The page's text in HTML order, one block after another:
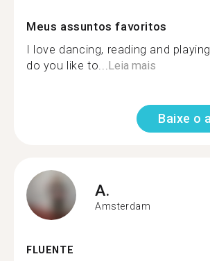
Meus assuntos favoritos
I love dancing, reading and
do you like to...Leia mais
Baixe o
A.
Amsterdam
FLUENTE